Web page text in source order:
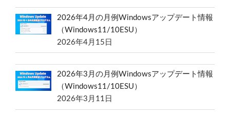
2026年4月の月例Windowsアップデート情報
（Windows11/10ESU）
2026年4月15日
2026年3月の月例Windowsアップデート情報
（Windows11/10ESU）
2026年3月11日